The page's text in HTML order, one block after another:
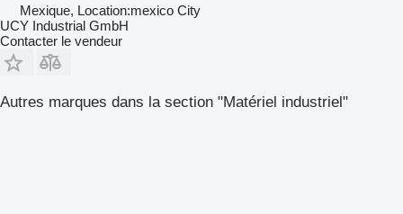
Mexique, Location:mexico City
UCY Industrial GmbH
Contacter le vendeur
Autres marques dans la section "Matériel industriel"